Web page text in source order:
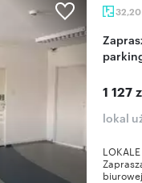
32,20
Zapraszam do wynajmu biura na Zawodziu z
1 127
lokal